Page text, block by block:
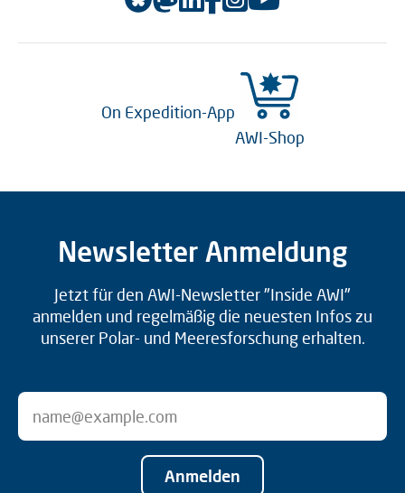
On Expedition-App
AWI-Shop
Newsletter Anmeldung
Jetzt für den AWI-Newsletter "Inside AWI"
anmelden und regelmäßig die neuesten Infos zu
unserer Polar- und Meeresforschung erhalten.
Anmelden